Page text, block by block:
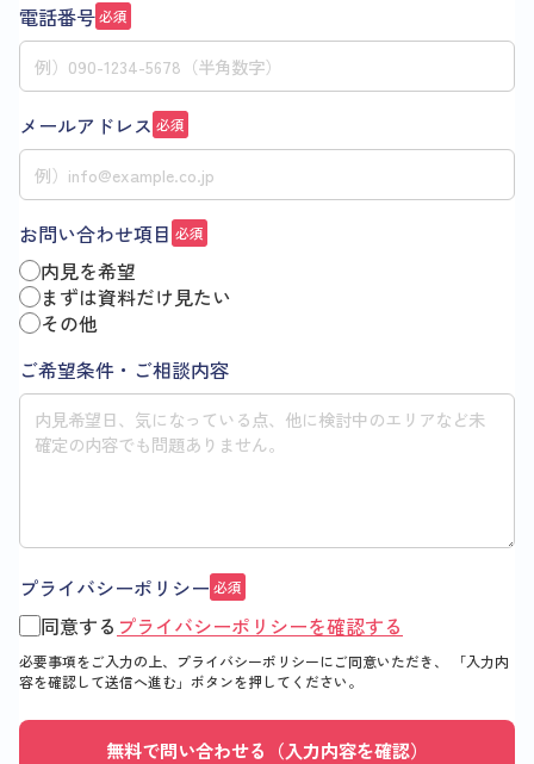
電話番号必須
メールアドレス 必須
お問い合わせ項目 必須
内見を希望
まずは資料だけ見たい
その他
ご希望条件・ご相談内容
プライバシーポリシー 必須
同意する プライバシーポリシーを確認する
必要事項をご入力の上、プライバシーポリシーにご同意いただき、
「入力内
容を確認して送信へ進む」 ボタンを押してください。
無料で問い合わせる（入力内容を確認）